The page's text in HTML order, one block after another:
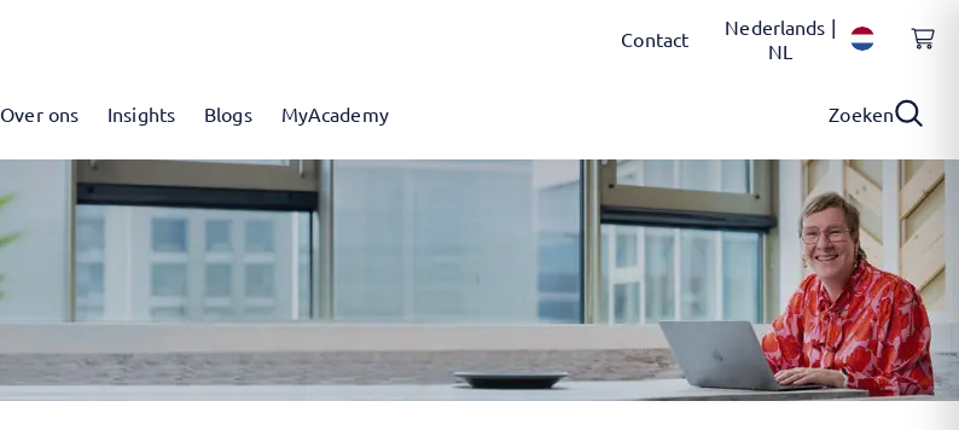
Contact
Nederlands |
NL
Over ons Insights Blogs MyAcademy Zoeken